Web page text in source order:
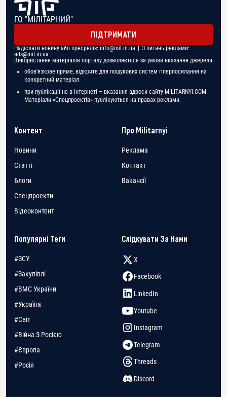
ГО "МІЛІТАРНИЙ"
ПІДТРИМАТИ
Надіслати новину або пресреліз: info@mil.in.ua | З питань реклами:
ads@mil.in.ua
Використання матеріалів порталу дозволяється за умови вказання джерела
обов'язкове пряме, відкрите для пошукових систем гіперпосилання на
конкретний матеріал
при публікації не в Інтернеті – вказання адреси сайту MILITARNYI.COM.
Матеріали «Спецпроектів» публікуються на правах реклами.
Контент
Новини
Статті
Блоги
Спецпроекти
Відеоконтент
Про Militarnyi
Реклама
Контакт
Вакансії
Популярні Теги
#ЗСУ
#Закупівлі
#ВМС України
#Україна
#Світ
#Війна З Росією
#Європа
#Росія
Слідкувати За Нами
X
Facebook
LinkedIn
Youtube
Instagram
Telegram
Threads
Discord